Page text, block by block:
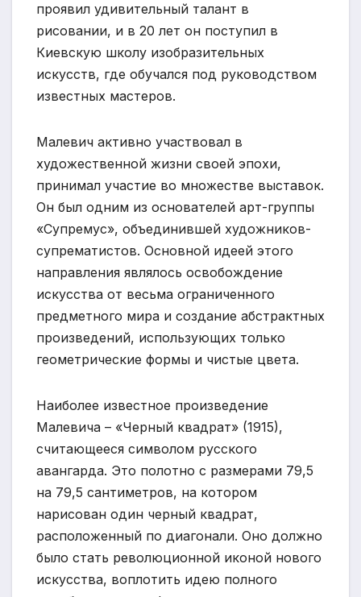
проявил удивительный талант в
рисовании, и в 20 лет он поступил в
Киевскую школу изобразительных
искусств, где обучался под руководством
известных мастеров.
Малевич активно участвовал в
художественной жизни своей эпохи,
принимал участие во множестве выставок.
Он был одним из основателей арт-группы
«Супремус», объединившей художников-
супрематистов. Основной идеей этого
направления являлось освобождение
искусства от весьма ограниченного
предметного мира и создание абстрактных
произведений, использующих только
геометрические формы и чистые цвета.
Наиболее известное произведение
Малевича – «Черный квадрат» (1915),
считающееся символом русского
авангарда. Это полотно с размерами 79,5
на 79,5 сантиметров, на котором
нарисован один черный квадрат,
расположенный по диагонали. Оно должно
было стать революционной иконой нового
искусства, воплотить идею полного